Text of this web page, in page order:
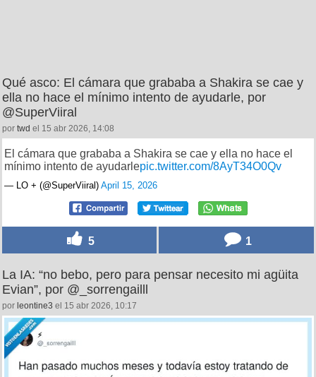
Qué asco: El cámara que grababa a Shakira se cae y
ella no hace el mínimo intento de ayudarle, por
@SuperViiral
por twd el 15 abr 2026, 14:08
El cámara que grababa a Shakira se cae y ella no hace el
mínimo intento de ayudarlepic.twitter.com/8AyT34O0Qv
— LO + (@SuperViiral) April 15, 2026
5 1
La IA: “no bebo, pero para pensar necesito mi agüita
Evian”, por @_sorrengailll
por leontine3 el 15 abr 2026, 10:17